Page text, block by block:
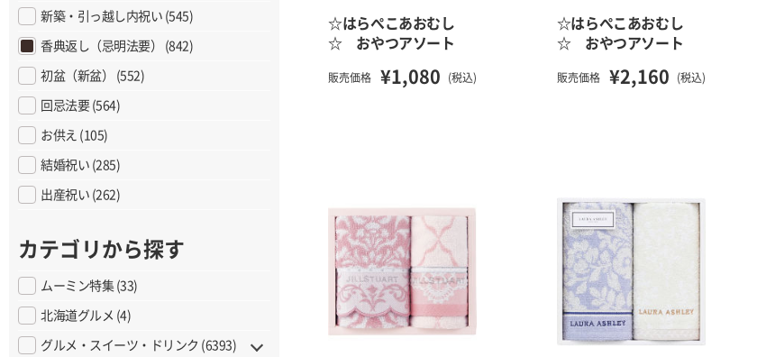
☆はらぺこあおむし
☆ おやつアソート
販売価格 ¥1,080 (税込)
☆はらぺこあおむし
☆ おやつアソート
販売価格 ¥2,160 (税込)
新築・引っ越し内祝い (545)
香典返し（忌明法要） (842)
初盆（新盆） (552)
回忌法要 (564)
お供え (105)
結婚祝い (285)
出産祝い (262)
カテゴリから探す
ムーミン特集 (33)
北海道グルメ (4)
グルメ・スイーツ・ドリンク (6393)